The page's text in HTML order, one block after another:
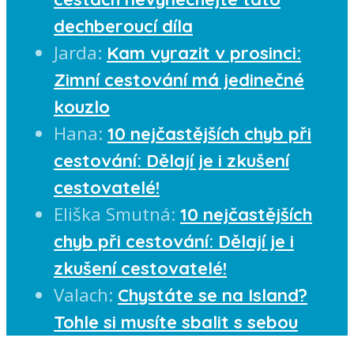
dechberoucí díla
Jarda: Kam vyrazit v prosinci:
Zimní cestování má jedinečné
kouzlo
Hana: 10 nejčastějších chyb při
cestování: Dělají je i zkušení
cestovatelé!
Eliška Smutná: 10 nejčastějších
chyb při cestování: Dělají je i
zkušení cestovatelé!
Valach: Chystáte se na Island?
Tohle si musíte sbalit s sebou